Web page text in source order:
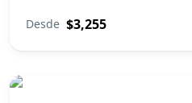
Desde $3,255